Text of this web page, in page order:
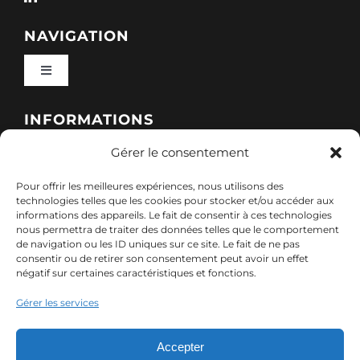
Gérer le consentement
Pour offrir les meilleures expériences, nous utilisons des
technologies telles que les cookies pour stocker et/ou accéder aux
informations des appareils. Le fait de consentir à ces technologies
nous permettra de traiter des données telles que le comportement
de navigation ou les ID uniques sur ce site. Le fait de ne pas
consentir ou de retirer son consentement peut avoir un effet
négatif sur certaines caractéristiques et fonctions.
Gérer les services
Accepter
NAVIGATION
Toggle
Qui sommes-nous ?
Nos sessions
Ressources
Contact
INFORMATIONS
Politique de cookies (UE)
Mentions légales
Politique de confidentialité des données (RGPD)
CONTACT
7, rue de Marigné-Peuton – 53200 Château-
Gontier
contact@adx-formation.com